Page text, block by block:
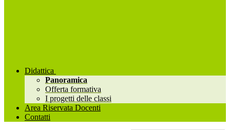
Didattica
Panoramica
Offerta formativa
I progetti delle classi
Area Riservata Docenti
Contatti